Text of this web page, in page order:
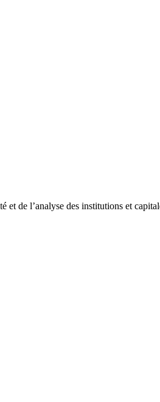
de l’analyse des institutions et